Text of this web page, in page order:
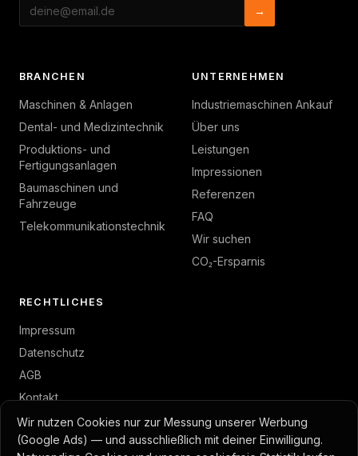
→
BRANCHEN
Maschinen & Anlagen
Dental- und Medizintechnik
Produktions- und
Fertigungsanlagen
Baumaschinen und
Fahrzeuge
Telekommunikationstechnik
UNTERNEHMEN
Industriemaschinen Ankauf
Über uns
Leistungen
Impressionen
Referenzen
FAQ
Wir suchen
CO₂-Ersparnis
RECHTLICHES
Impressum
Datenschutz
AGB
Kontakt
Wir nutzen Cookies nur zur Messung unserer Werbung
(Google Ads) — und ausschließlich mit deiner Einwilligung.